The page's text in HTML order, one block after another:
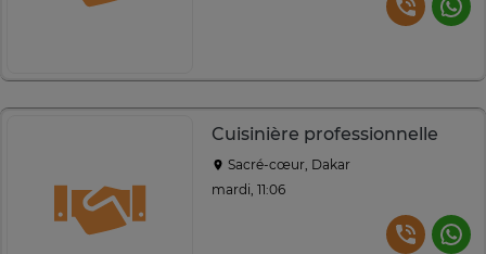
Cuisinière professionnelle
Sacré-cœur, Dakar
mardi, 11:06